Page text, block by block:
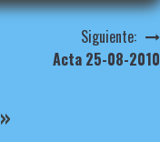
Siguiente:
Acta 25-08-2010
»